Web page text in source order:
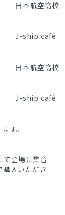
日本航空高
J-ship café
日本航空高
J-ship café
す。
て会場に集合
入いただき